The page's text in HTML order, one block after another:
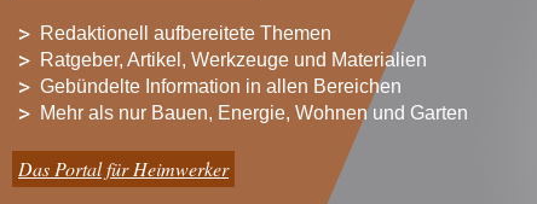
Redaktionell aufbereitete Themen
Ratgeber, Artikel, Werkzeuge und Materialien
Gebündelte Information in allen Bereichen
Mehr als nur Bauen, Energie, Wohnen und Garten
Das Portal für Heimwerker